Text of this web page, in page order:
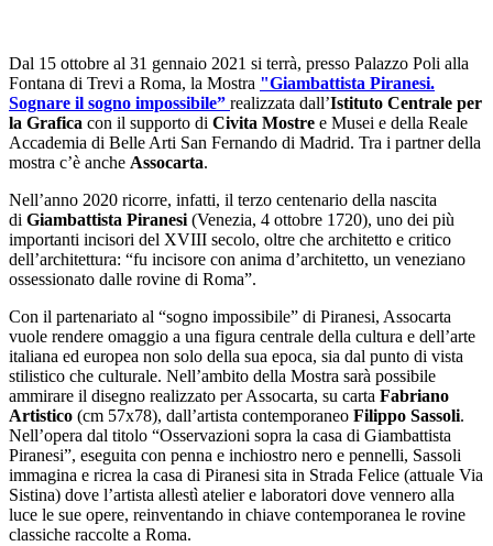
Dal 15 ottobre al 31 gennaio 2021 si terrà, presso Palazzo Poli alla
Fontana di Trevi a Roma, la Mostra "Giambattista Piranesi.
Sognare il sogno impossibile” realizzata dall’Istituto Centrale per
la Grafica con il supporto di Civita Mostre e Musei e della Reale
Accademia di Belle Arti San Fernando di Madrid. Tra i partner della
mostra c’è anche Assocarta.
Nell’anno 2020 ricorre, infatti, il terzo centenario della nascita
di Giambattista Piranesi (Venezia, 4 ottobre 1720), uno dei più
importanti incisori del XVIII secolo, oltre che architetto e critico
dell’architettura: “fu incisore con anima d’architetto, un veneziano
ossessionato dalle rovine di Roma”.
Con il partenariato al “sogno impossibile” di Piranesi, Assocarta
vuole rendere omaggio a una figura centrale della cultura e dell’arte
italiana ed europea non solo della sua epoca, sia dal punto di vista
stilistico che culturale. Nell’ambito della Mostra sarà possibile
ammirare il disegno realizzato per Assocarta, su carta Fabriano
Artistico (cm 57x78), dall’artista contemporaneo Filippo Sassoli.
Nell’opera dal titolo “Osservazioni sopra la casa di Giambattista
Piranesi”, eseguita con penna e inchiostro nero e pennelli, Sassoli
immagina e ricrea la casa di Piranesi sita in Strada Felice (attuale Via
Sistina) dove l’artista allestì atelier e laboratori dove vennero alla
luce le sue opere, reinventando in chiave contemporanea le rovine
classiche raccolte a Roma.